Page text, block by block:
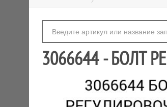
3066644 - БОЛТ